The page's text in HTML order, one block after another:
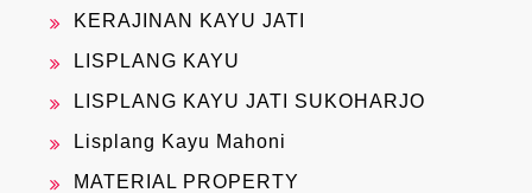
KERAJINAN KAYU JATI
LISPLANG KAYU
LISPLANG KAYU JATI SUKOHARJO
Lisplang Kayu Mahoni
MATERIAL PROPERTY